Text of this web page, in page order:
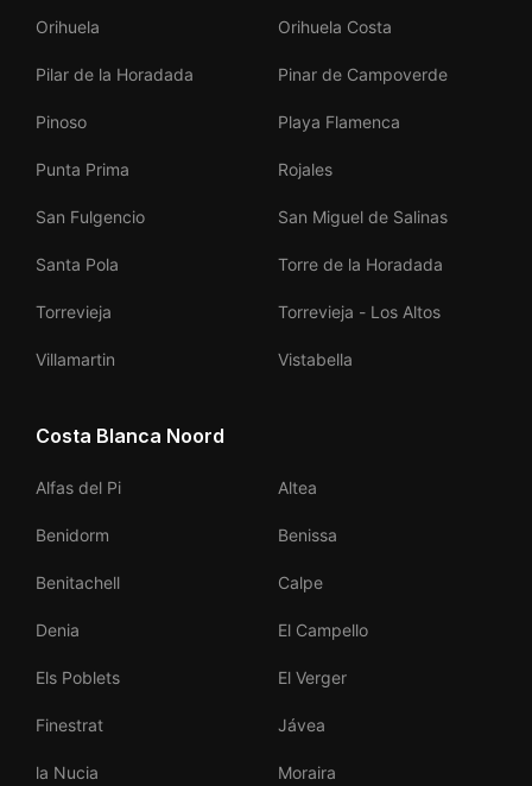
Orihuela Orihuela Costa
Pilar de la Horadada Pinar de Campoverde
Pinoso Playa Flamenca
Punta Prima Rojales
San Fulgencio San Miguel de Salinas
Santa Pola Torre de la Horadada
Torrevieja Torrevieja - Los Altos
Villamartin Vistabella
Costa Blanca Noord
Alfas del Pi Altea
Benidorm Benissa
Benitachell Calpe
Denia El Campello
Els Poblets El Verger
Finestrat Jávea
la Nucia Moraira